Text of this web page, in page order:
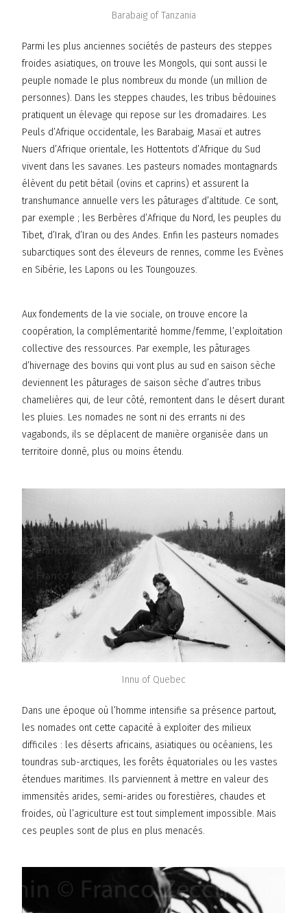
Barabaig of Tanzania
Parmi les plus anciennes sociétés de pasteurs des steppes
froides asiatiques, on trouve les Mongols, qui sont aussi le
peuple nomade le plus nombreux du monde (un million de
personnes). Dans les steppes chaudes, les tribus bédouines
pratiquent un élevage qui repose sur les dromadaires. Les
Peuls d’Afrique occidentale, les Barabaig, Masaï et autres
Nuers d’Afrique orientale, les Hottentots d’Afrique du Sud
vivent dans les savanes. Les pasteurs nomades montagnards
élèvent du petit bétail (ovins et caprins) et assurent la
transhumance annuelle vers les pâturages d’altitude. Ce sont,
par exemple ; les Berbères d’Afrique du Nord, les peuples du
Tibet, d’Irak, d’Iran ou des Andes. Enfin les pasteurs nomades
subarctiques sont des éleveurs de rennes, comme les Evènes
en Sibérie, les Lapons ou les Toungouzes.
Aux fondements de la vie sociale, on trouve encore la
coopération, la complémentarité homme/femme, l’exploitation
collective des ressources. Par exemple, les pâturages
d’hivernage des bovins qui vont plus au sud en saison sèche
deviennent les pâturages de saison sèche d’autres tribus
chamelières qui, de leur côté, remontent dans le désert durant
les pluies. Les nomades ne sont ni des errants ni des
vagabonds, ils se déplacent de manière organisée dans un
territoire donné, plus ou moins étendu.
Innu of Quebec
Dans une époque où l’homme intensifie sa présence partout,
les nomades ont cette capacité à exploiter des milieux
difficiles : les déserts africains, asiatiques ou océaniens, les
toundras sub-arctiques, les forêts équatoriales ou les vastes
étendues maritimes. Ils parviennent à mettre en valeur des
immensités arides, semi-arides ou forestières, chaudes et
froides, où l’agriculture est tout simplement impossible. Mais
ces peuples sont de plus en plus menacés.